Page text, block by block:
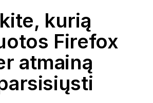
kurią
Firefox
atmainą